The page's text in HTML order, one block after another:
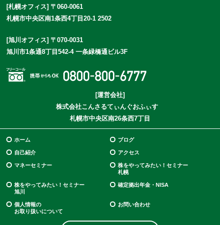
[札幌オフィス] 〒060-0061
札幌市中央区南1条西4丁目20-1 2502
[旭川オフィス] 〒070-0031
旭川市1条通8丁目542-4 一条緑橋通ビル3F
[運営会社]
株式会社こんさるてぃんぐおふぃす
札幌市中央区南26条西7丁目
ホーム ブログ
自己紹介 アクセス
マネーセミナー
株をやってみたい！セミナー
札幌
株をやってみたい！セミナー
旭川
確定拠出年金・NISA
個人情報の
お取り扱いについて
お問い合わせ